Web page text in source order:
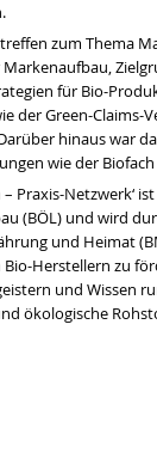
zum Thema
für Bio-
der Green-
hinaus war
wie der
– Praxis-Netzwerk‘
(BÖL) und wird
und Heimat
Bio-Herstellern zu
und Wissen
ökologische